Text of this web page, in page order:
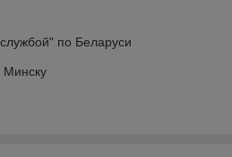
по Беларуси
Минску